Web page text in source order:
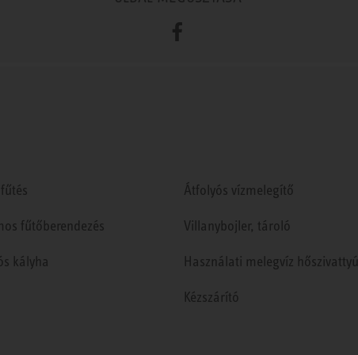
Facebook
fűtőberendezés
kályha
Átfolyós vízmelegítő
Villanybojler, tároló
Használati melegvíz hőszivattyú
Kézszárító